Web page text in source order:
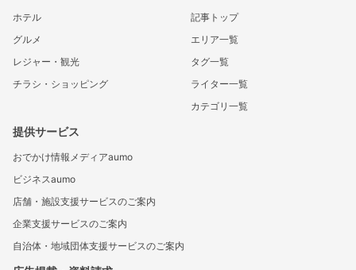
ホテル
グルメ
レジャー・観光
チラシ・ショッピング
記事トップ
エリア一覧
タグ一覧
ライター一覧
カテゴリ一覧
提供サービス
おでかけ情報メディアaumo
ビジネスaumo
店舗・施設支援サービスのご案内
企業支援サービスのご案内
自治体・地域団体支援サービスのご案内